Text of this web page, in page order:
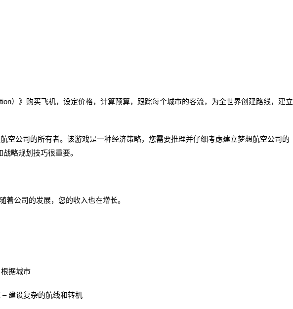
）》购买飞机，设定价格，计算预算，跟踪每个城市的客流，为全世界创建路线，建立
公司的所有者。该游戏是一种经济策略，您需要推理并仔细考虑建立梦想航空公司的
略规划技巧很重要。
公司的发展，您的收入也在增长。
据城市
建设复杂的航线和转机